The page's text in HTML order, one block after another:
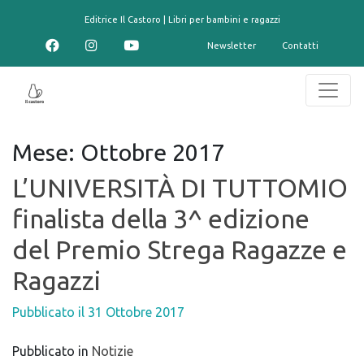
Editrice Il Castoro | Libri per bambini e ragazzi
Newsletter Contatti
Mese: Ottobre 2017
L’UNIVERSITÀ DI TUTTOMIO
finalista della 3^ edizione
del Premio Strega Ragazze e
Ragazzi
Pubblicato il 31 Ottobre 2017
Pubblicato in Notizie